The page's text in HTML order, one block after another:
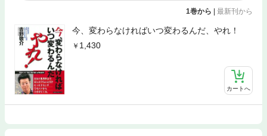
1巻から | 最新刊から
今、変わらなければいつ変わるんだ、やれ！
1,430
カートへ